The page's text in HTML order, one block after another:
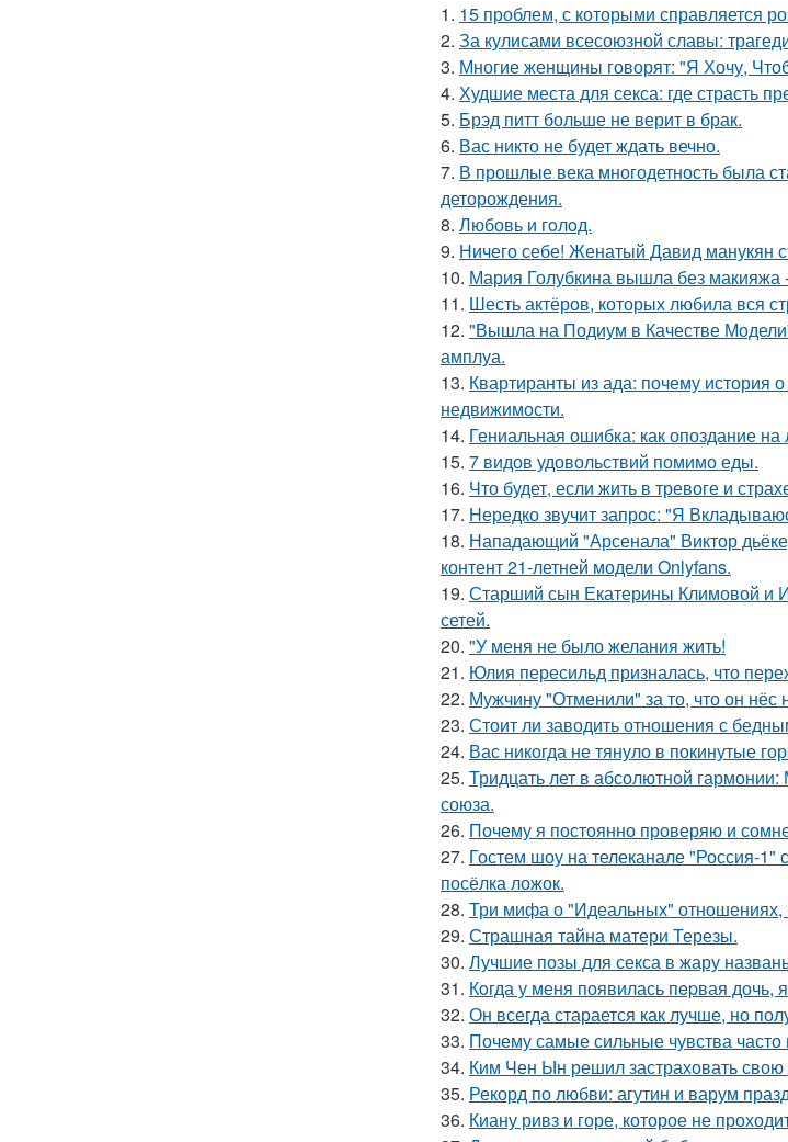
1. 15 проблем, с которыми справляется
2. За кулисами всесоюзной славы:
3. Многие женщины говорят: "Я Хочу,
4. Худшие места для секса: где страсть
5. Брэд питт больше не верит в брак.
6. Вас никто не будет ждать вечно.
7. В прошлые века многодетность была
деторождения.
8. Любовь и гoлoд.
9. Ничего себе! Женатый Давид манукян
10. Мария Голубкина вышла без макияжа
11. Шесть актёров, которых любила вся
12. "Вышла на Подиум в Качестве
амплуа.
13. Квартиранты из ада: почему история
недвижимости.
14. Гениальная ошибка: как опоздание
15. 7 видов удовольствий помимо еды.
16. Что будет, если жить в тревоге и
17. Hередко звучит запрос: "Я
18. Нападающий "Арсенала" Виктор
контент 21-летней модели Onlyfans.
19. Старший сын Екатерины Климовой и
сетей.
20. "У меня не было желания жить!
21. Юлия пересильд призналась, что
22. Мужчину "Отменили" за то, что он нёс
23. Стоит ли заводить отношения с
24. Вас никогда не тянуло в покинутые
25. Тридцать лет в абсолютной
союза.
26. Почему я постоянно проверяю и
27. Гостем шоу на телеканале "Россия-1"
посёлка ложок.
28. Три мифа о "Идеальных"
29. Страшная тайна матери Терезы.
30. Лучшие позы для секса в жару
31. Кoгда у меня появилась пepвая дочь,
32. Он всегда старается как лучше, но
33. Почему самые сильные чувства
34. Ким Чен Ын решил застраховать
35. Рекорд по любви: агутин и варум
36. Киану ривз и горе, которое не